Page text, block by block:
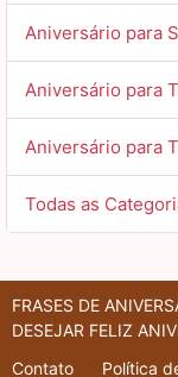
Aniversário para
Aniversário para
Aniversário para
Todas as
FRASES DE
DESEJAR FELIZ
Contato
Política